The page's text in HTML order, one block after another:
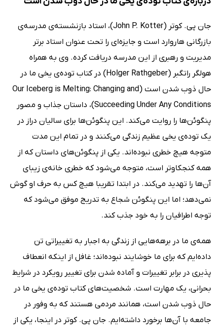
جان پی. کوتر (John P. Kotter)، استاد بازنشسته‌ی مدرسه‌ی
بازرگانی هاروارد است و جایزه‌ای را تحت عنوان استاد برتر
مدیریت و رهبری از این مدرسه دریافت کرده. وی به همراه
هولگر راتگبر (Holger Rathgeber) در کتاب توده‌ی یخی ما در
حال ذوب شدن است (Our Iceberg is Melting: Changing and
Succeeding Under Any Conditions)، داستان جذاب و مصور
پنگوئن‌ها را روایت می‌کند. این پنگو‌ئن‌ها برای سالیان دراز در
یک توده‌ی یخی عظیم زندگی می‌کنند و در تمام این مدت
متوجه هیچ خطری نبوده‌اند. یکی از پنگوئن‌های داستان که از
همه کنجکاوتر است، متوجه می‌شود که خطری خانه‌ی زیبای
آن‌ها را تهدید می‌کند. در ابتدا تقریبا هیچ کس به حرف او گوش
نمی‌دهد؛ اما این پنگوئن شجاع به تدریج موفق می‌شود که
توجه اطرافیان را به خود جذب کند.
همه‌ی ما در برهه‌هایی از زندگی به اجبار به تغییراتی تن
داده‌ایم که برای ما خوشایند نبوده‌‌اند؛ غافل از اینکه انعطاف
پذیری در برابر تغییرات و آماده شدن برای تغییر رویکرد در شرایط
بحرانی، یک مهارت است. شخصیت‌های کتاب توده‌ی یخی ما در
حال ذوب شدن است، همانند مردمی هستند که به وفور در
جامعه با آن‌ها برخورد داشته‌ایم. جان پی. کوتر در اینجا، یکی از